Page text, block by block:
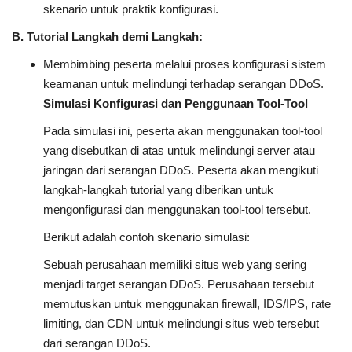
skenario untuk praktik konfigurasi.
B. Tutorial Langkah demi Langkah:
Membimbing peserta melalui proses konfigurasi sistem
keamanan untuk melindungi terhadap serangan DDoS.
Simulasi Konfigurasi dan Penggunaan Tool-Tool
Pada simulasi ini, peserta akan menggunakan tool-tool
yang disebutkan di atas untuk melindungi server atau
jaringan dari serangan DDoS. Peserta akan mengikuti
langkah-langkah tutorial yang diberikan untuk
mengonfigurasi dan menggunakan tool-tool tersebut.
Berikut adalah contoh skenario simulasi:
Sebuah perusahaan memiliki situs web yang sering
menjadi target serangan DDoS. Perusahaan tersebut
memutuskan untuk menggunakan firewall, IDS/IPS, rate
limiting, dan CDN untuk melindungi situs web tersebut
dari serangan DDoS.